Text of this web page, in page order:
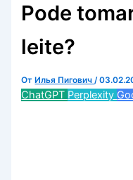
Pode
leite?
От Илья Пигович/
ChatGPT Perplexity